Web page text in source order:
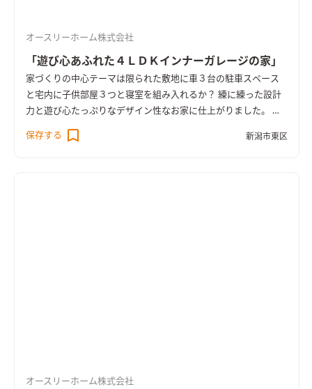
オースリーホーム株式会社
「遊び心あふれた４ＬＤＫインナーガレージの家」
家づくりの中心テーマは限られた敷地に車３台の駐車スペース
と宅内に子供部屋３つと寝室を組み入れるか？ 練に練った設計
力と遊び心たっぷりなデザイン性なお家に仕上がりました。 十
分な採光を確保するためにＬＤＫは2階に設置。天井高を上げ勾
配天井とし圧倒的な解放感を確保し、居心地の良い木の香りた
保存する 新潟市東区
オースリーホーム株式会社